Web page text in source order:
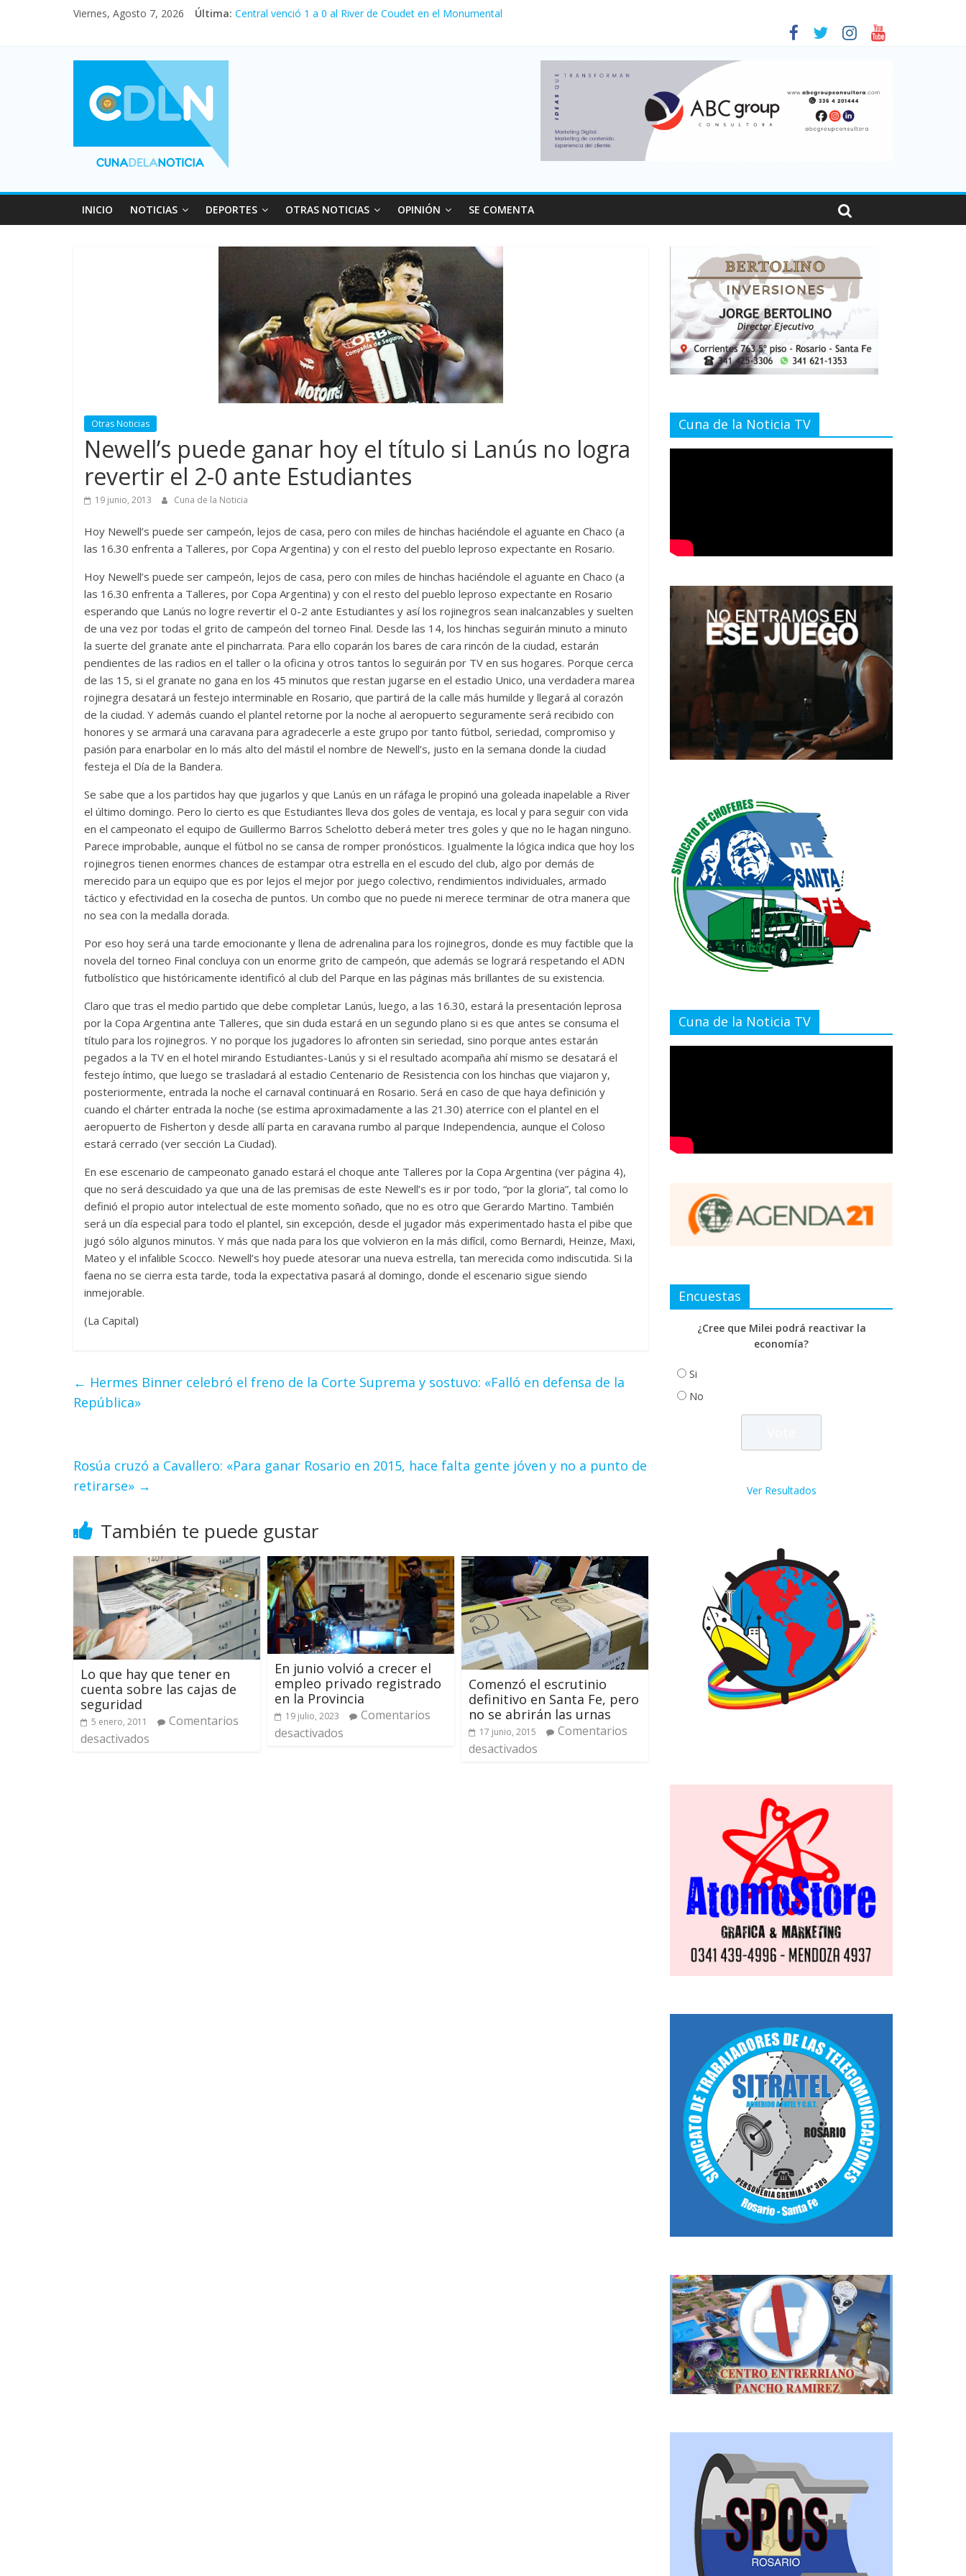
Viernes, Agosto 7, 2026 Última: Central venció 1 a 0 al River de Coudet en el Monumental
Vacaciones de invierno con más movimiento y consumo turístico: 4,6 millones de personas viajaron por el país, un 5,9% más que en 2025
Fuerte caída de la venta de autos usados en julio: bajó un 12,6% interanual
INICIO NOTICIAS DEPORTES OTRAS NOTICIAS OPINIÓN SE COMENTA
Otras Noticias
Newell’s puede ganar hoy el título si Lanús no logra
revertir el 2-0 ante Estudiantes
19 junio, 2013 Cuna de la Noticia
Hoy Newell’s puede ser campeón, lejos de casa, pero con miles de hinchas haciéndole el aguante en Chaco (a
las 16.30 enfrenta a Talleres, por Copa Argentina) y con el resto del pueblo leproso expectante en Rosario.
Hoy Newell’s puede ser campeón, lejos de casa, pero con miles de hinchas haciéndole el aguante en Chaco (a
las 16.30 enfrenta a Talleres, por Copa Argentina) y con el resto del pueblo leproso expectante en Rosario
esperando que Lanús no logre revertir el 0-2 ante Estudiantes y así los rojinegros sean inalcanzables y suelten
de una vez por todas el grito de campeón del torneo Final. Desde las 14, los hinchas seguirán minuto a minuto
la suerte del granate ante el pincharrata. Para ello coparán los bares de cara rincón de la ciudad, estarán
pendientes de las radios en el taller o la oficina y otros tantos lo seguirán por TV en sus hogares. Porque cerca
de las 15, si el granate no gana en los 45 minutos que restan jugarse en el estadio Unico, una verdadera marea
rojinegra desatará un festejo interminable en Rosario, que partirá de la calle más humilde y llegará al corazón
de la ciudad. Y además cuando el plantel retorne por la noche al aeropuerto seguramente será recibido con
honores y se armará una caravana para agradecerle a este grupo por tanto fútbol, seriedad, compromiso y
pasión para enarbolar en lo más alto del mástil el nombre de Newell’s, justo en la semana donde la ciudad
festeja el Día de la Bandera.
Se sabe que a los partidos hay que jugarlos y que Lanús en un ráfaga le propinó una goleada inapelable a River
el último domingo. Pero lo cierto es que Estudiantes lleva dos goles de ventaja, es local y para seguir con vida
en el campeonato el equipo de Guillermo Barros Schelotto deberá meter tres goles y que no le hagan ninguno.
Parece improbable, aunque el fútbol no se cansa de romper pronósticos. Igualmente la lógica indica que hoy los
rojinegros tienen enormes chances de estampar otra estrella en el escudo del club, algo por demás de
merecido para un equipo que es por lejos el mejor por juego colectivo, rendimientos individuales, armado
táctico y efectividad en la cosecha de puntos. Un combo que no puede ni merece terminar de otra manera que
no sea con la medalla dorada.
Por eso hoy será una tarde emocionante y llena de adrenalina para los rojinegros, donde es muy factible que la
novela del torneo Final concluya con un enorme grito de campeón, que además se logrará respetando el ADN
futbolístico que históricamente identificó al club del Parque en las páginas más brillantes de su existencia.
Claro que tras el medio partido que debe completar Lanús, luego, a las 16.30, estará la presentación leprosa
por la Copa Argentina ante Talleres, que sin duda estará en un segundo plano si es que antes se consuma el
título para los rojinegros. Y no porque los jugadores lo afronten sin seriedad, sino porque antes estarán
pegados a la TV en el hotel mirando Estudiantes-Lanús y si el resultado acompaña ahí mismo se desatará el
festejo íntimo, que luego se trasladará al estadio Centenario de Resistencia con los hinchas que viajaron y,
posteriormente, entrada la noche el carnaval continuará en Rosario. Será en caso de que haya definición y
cuando el chárter entrada la noche (se estima aproximadamente a las 21.30) aterrice con el plantel en el
aeropuerto de Fisherton y desde allí parta en caravana rumbo al parque Independencia, aunque el Coloso
estará cerrado (ver sección La Ciudad).
En ese escenario de campeonato ganado estará el choque ante Talleres por la Copa Argentina (ver página 4),
que no será descuidado ya que una de las premisas de este Newell’s es ir por todo, “por la gloria”, tal como lo
definió el propio autor intelectual de este momento soñado, que no es otro que Gerardo Martino. También
será un día especial para todo el plantel, sin excepción, desde el jugador más experimentado hasta el pibe que
jugó sólo algunos minutos. Y más que nada para los que volvieron en la más difícil, como Bernardi, Heinze, Maxi,
Mateo y el infalible Scocco. Newell’s hoy puede atesorar una nueva estrella, tan merecida como indiscutida. Si la
faena no se cierra esta tarde, toda la expectativa pasará al domingo, donde el escenario sigue siendo
inmejorable.
(La Capital)
← Hermes Binner celebró el freno de la Corte Suprema y sostuvo: «Falló en defensa de la
República»
Rosúa cruzó a Cavallero: «Para ganar Rosario en 2015, hace falta gente jóven y no a punto de
retirarse» →
También te puede gustar
Lo que hay que tener en
cuenta sobre las cajas de
seguridad
5 enero, 2011
Comentarios
desactivados
En junio volvió a crecer el
empleo privado registrado
en la Provincia
19 julio, 2023
Comentarios
desactivados
Comenzó el escrutinio
definitivo en Santa Fe, pero
no se abrirán las urnas
17 junio, 2015
Comentarios
desactivados
Cuna de la Noticia TV
Cuna de la Noticia TV
Encuestas
¿Cree que Milei podrá reactivar la
economía?
Si
No
Ver Resultados